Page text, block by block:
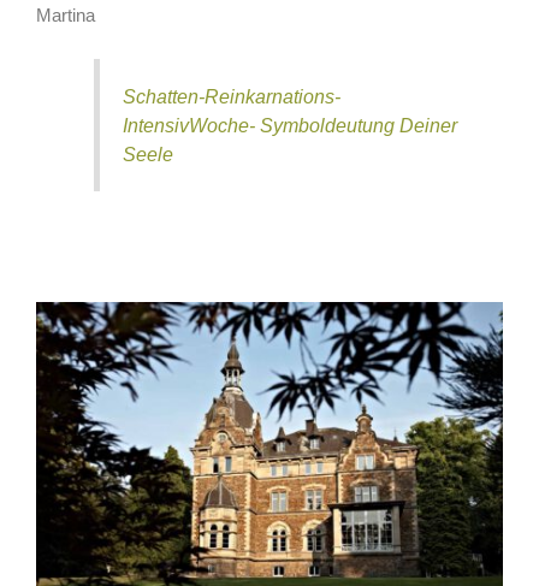
Martina
Schatten-Reinkarnations-
IntensivWoche- Symboldeutung Deiner
Seele